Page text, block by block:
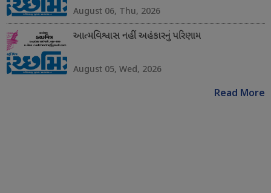
August 06, Thu, 2026
આત્મવિશ્વાસ નહીં અહંકારનું પરિણામ
August 05, Wed, 2026
Read More